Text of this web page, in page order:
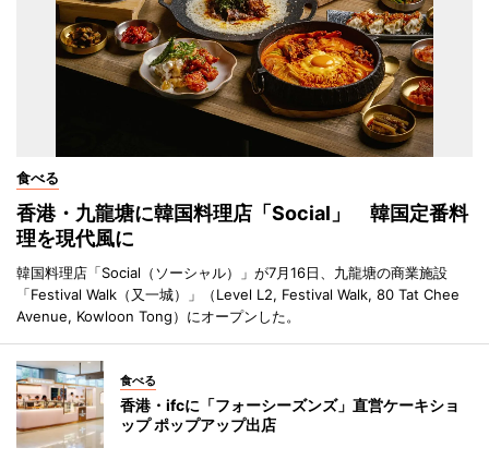
食べる
香港・九龍塘に韓国料理店「Social」 韓国定番料
理を現代風に
韓国料理店「Social（ソーシャル）」が7月16日、九龍塘の商業施設
「Festival Walk（又一城）」（Level L2, Festival Walk, 80 Tat Chee
Avenue, Kowloon Tong）にオープンした。
食べる
香港・ifcに「フォーシーズンズ」直営ケーキショ
ップ ポップアップ出店